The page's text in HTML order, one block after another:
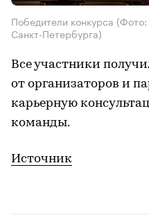
Победители конкурса (Фото:
Санкт-Петербурга)
Все участники
от организаторов и
карьерную
команды.
Источник